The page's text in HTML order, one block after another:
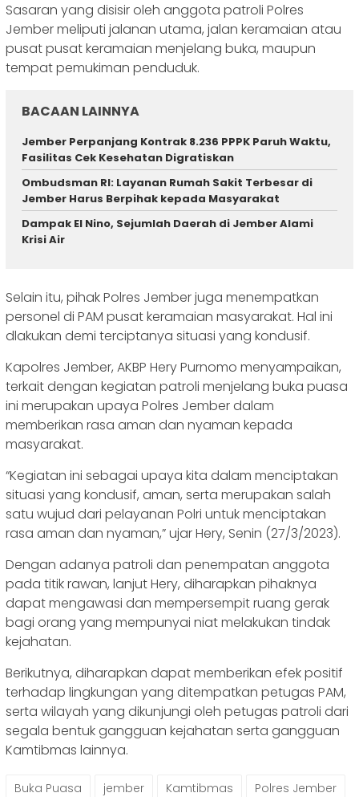
Sasaran yang disisir oleh anggota patroli Polres
Jember meliputi jalanan utama, jalan keramaian atau
pusat pusat keramaian menjelang buka, maupun
tempat pemukiman penduduk.
BACAAN LAINNYA
Jember Perpanjang Kontrak 8.236 PPPK Paruh Waktu,
Fasilitas Cek Kesehatan Digratiskan
Ombudsman RI: Layanan Rumah Sakit Terbesar di
Jember Harus Berpihak kepada Masyarakat
Dampak El Nino, Sejumlah Daerah di Jember Alami
Krisi Air
Selain itu, pihak Polres Jember juga menempatkan
personel di PAM pusat keramaian masyarakat. Hal ini
dlakukan demi terciptanya situasi yang kondusif.
Kapolres Jember, AKBP Hery Purnomo menyampaikan,
terkait dengan kegiatan patroli menjelang buka puasa
ini merupakan upaya Polres Jember dalam
memberikan rasa aman dan nyaman kepada
masyarakat.
“Kegiatan ini sebagai upaya kita dalam menciptakan
situasi yang kondusif, aman, serta merupakan salah
satu wujud dari pelayanan Polri untuk menciptakan
rasa aman dan nyaman,” ujar Hery, Senin (27/3/2023).
Dengan adanya patroli dan penempatan anggota
pada titik rawan, lanjut Hery, diharapkan pihaknya
dapat mengawasi dan mempersempit ruang gerak
bagi orang yang mempunyai niat melakukan tindak
kejahatan.
Berikutnya, diharapkan dapat memberikan efek positif
terhadap lingkungan yang ditempatkan petugas PAM,
serta wilayah yang dikunjungi oleh petugas patroli dari
segala bentuk gangguan kejahatan serta gangguan
Kamtibmas lainnya.
Buka Puasa jember Kamtibmas
Polres Jember